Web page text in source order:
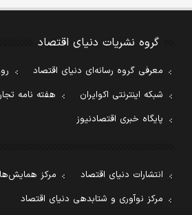
گروه نشریات دنیای اقتصاد
معرفی گروه رسانه‌ای دنیای اقتصاد
شبکه اینترنتی اکوایران
هفته نامه
پایگاه خبری اقتصادنیوز
انتشارات دنیای اقتصاد
مرکز
مرکز نوآوری و شتابدهی دنیای اقتصاد